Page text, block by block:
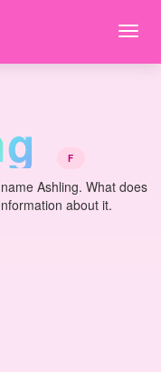
g F
Ashling. What does
about it.